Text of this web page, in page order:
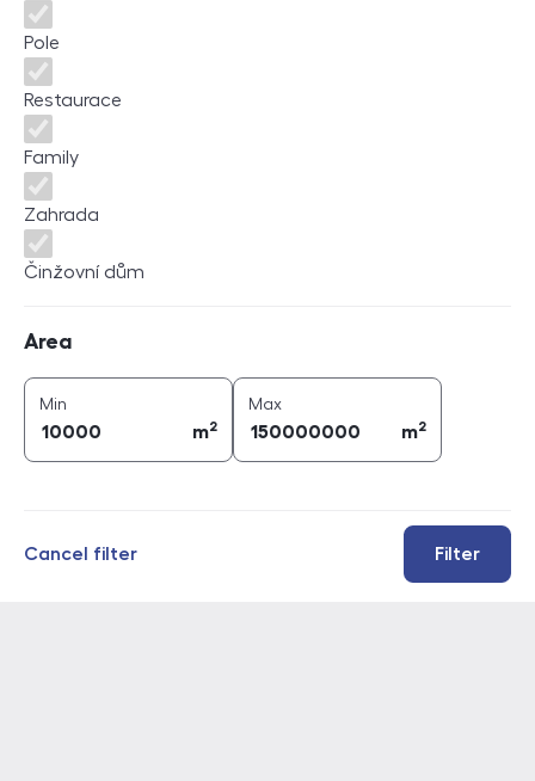
Pole
Restaurace
Family
Zahrada
Činžovní dům
Area
Min
m2
Maxarea (
m2
Filter
Cancel filter